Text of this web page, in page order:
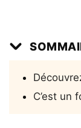
C’est un